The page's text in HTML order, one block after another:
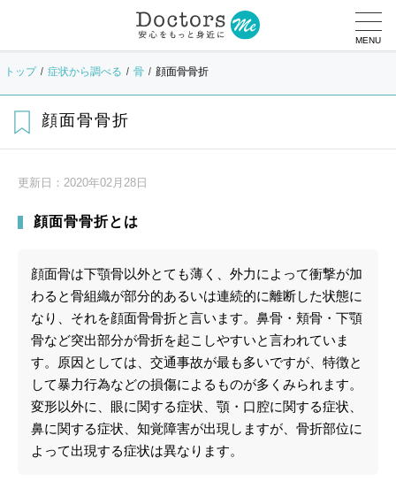
MENU
トップ 症状から調べる 骨 顔面骨骨折
顔面骨骨折
更新日： 2020年02月28日
顔面骨骨折とは
顔面骨は下顎骨以外とても薄く、外力によって衝撃が加
わると骨組織が部分的あるいは連続的に離断した状態に
なり、それを顔面骨骨折と言います。鼻骨・頬骨・下顎
骨など突出部分が骨折を起こしやすいと言われていま
す。原因としては、交通事故が最も多いですが、特徴と
して暴力行為などの損傷によるものが多くみられます。
変形以外に、眼に関する症状、顎・口腔に関する症状、
鼻に関する症状、知覚障害が出現しますが、骨折部位に
よって出現する症状は異なります。